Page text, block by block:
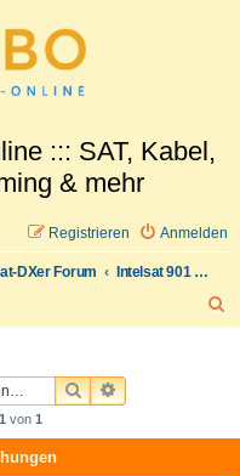
::: SAT, Kabel,
& mehr
Anmelden
Registrieren
DXer Forum
Intelsat 901 18°West
SUCHEERWEITERTE
1 von 1